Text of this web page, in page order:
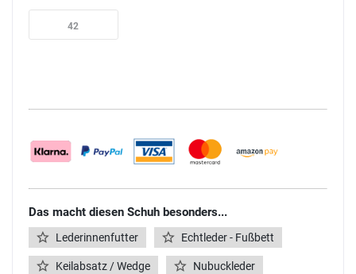
42
Das macht diesen Schuh besonders...
Lederinnenfutter Echtleder - Fußbett
Keilabsatz / Wedge Nubuckleder